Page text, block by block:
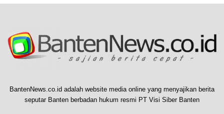
BantenNews.co.id adalah website media online yang menyajikan berita
seputar Banten berbadan hukum resmi PT Visi Siber Banten